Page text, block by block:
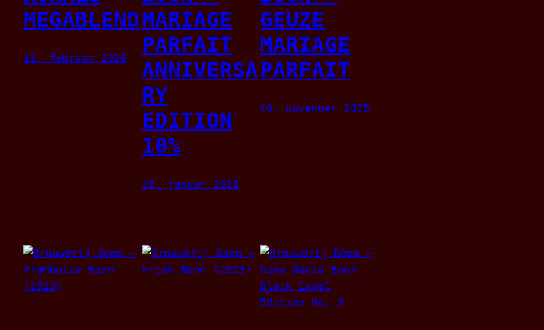
MEGABLEND
12. februar 2026
MARIAGE
PARFAIT
ANNIVERSA
RY
EDITION
10%
20. januar 2026
GEUZE
MARIAGE
PARFAIT
10. november 2025